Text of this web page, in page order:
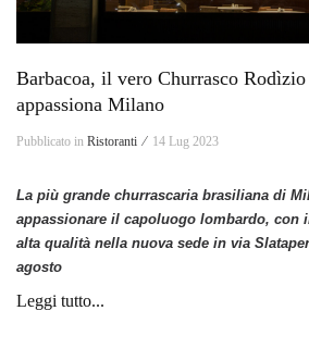
Barbacoa, il vero Churrasco
appassiona Milano
Pubblicato in Ristoranti ⁄ 14 Lug 2023
La più grande churrascaria brasiliana di
appassionare il capoluogo lombardo, con
alta qualità nella nuova sede in via
agosto
Leggi tutto...